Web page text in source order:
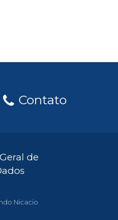
Contato
de
Nicacio